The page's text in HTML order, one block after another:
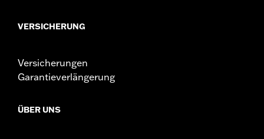
VERSICHERUNG
Versicherungen
Garantieverlängerung
ÜBER UNS